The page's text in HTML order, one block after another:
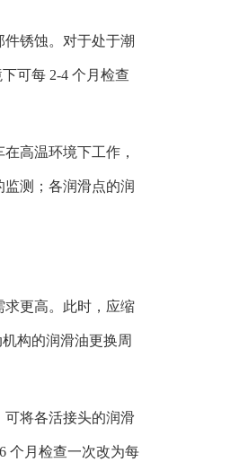
锈蚀。对于处于潮
可每 2-4 个月检查
高温环境下工作，
测；各润滑点的润
求更高。此时，应缩
构的润滑油更换周
可将各活接头的润滑
个月检查一次改为每